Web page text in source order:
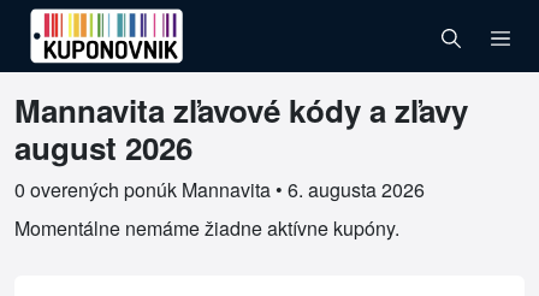
Mannavita zľavové kódy a zľavy
august 2026
0 overených ponúk Mannavita • 6. augusta 2026
Overené kupóny pre Mannavita
Momentálne nemáme žiadne aktívne kupóny.